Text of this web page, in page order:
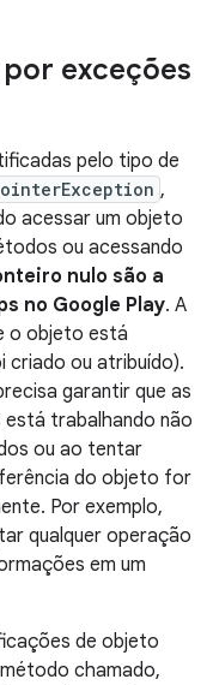
por exceções
pelo tipo de
,
acessar um objeto
ou acessando
nulo são a
no Google Play. A
o objeto está
criado ou atribuído).
garantir que as
trabalhando não
ou ao tentar
do objeto for
Por exemplo,
qualquer operação
em um
de objeto
chamado,